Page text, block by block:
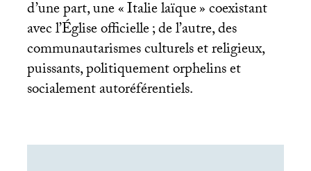
d’une part, une «Italie laïque» coexistant
avec l’Église officielle; de l’autre, des
communautarismes culturels et religieux,
puissants, politiquement orphelins et
socialement autoréférentiels.